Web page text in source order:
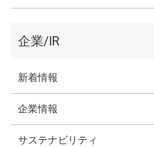
企業/IR
新着情報
企業情報
サステナビリティ